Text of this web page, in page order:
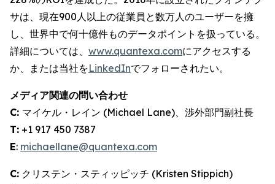
サは、現在900人以上の従業員と数万人のユーザーを擁
し、世界中で何十億件ものデータポイントを扱っている。
詳細については、 www.quantexa.comにアクセスする
か、または当社をLinkedInでフォローされたい。
メディア関連の問い合わせ
C: マイケル・レイン (Michael Lane)、渉外部門副社長
T: +1 917 450 7387
E: michaellane@quantexa.com
C: クリステン・スティッピッチ (Kristen Stippich)